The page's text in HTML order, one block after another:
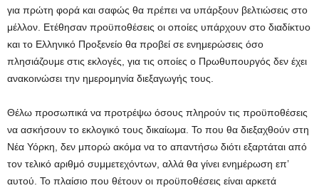
για πρώτη φορά και σαφώς θα πρέπει να υπάρξουν βελτιώσεις στο
μέλλον. Ετέθησαν προϋποθέσεις οι οποίες υπάρχουν στο διαδίκτυο
και το Ελληνικό Προξενείο θα προβεί σε ενημερώσεις όσο
πλησιάζουμε στις εκλογές, για τις οποίες ο Πρωθυπουργός δεν έχει
ανακοινώσει την ημερομηνία διεξαγωγής τους.
Θέλω προσωπικά να προτρέψω όσους πληρούν τις προϋποθέσεις
να ασκήσουν το εκλογικό τους δικαίωμα. Το που θα διεξαχθούν στη
Νέα Υόρκη, δεν μπορώ ακόμα να το απαντήσω διότι εξαρτάται από
τον τελικό αριθμό συμμετεχόντων, αλλά θα γίνει ενημέρωση επ’
αυτού. Το πλαίσιο που θέτουν οι προϋποθέσεις είναι αρκετά